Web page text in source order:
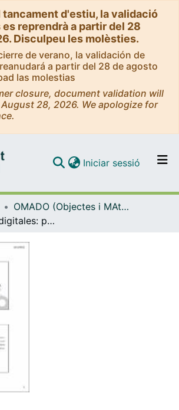
tancament d'estiu, la validació
reprendrà a partir del 28
Disculpeu les molèsties.
de verano, la validación de
a partir del 28 de agosto
las molestias
closure, document validation will
28, 2026. We apologize for
Navega per tot el DD
Com publicar
Iniciar sessió (current)
OMADO (Objectes i MAterials DOcents)
Repositorios digitales: preservación y difusión de las colecciones digitales en bibliotecas, archivos y museos de España (versión 1.0, noviembre 2011)